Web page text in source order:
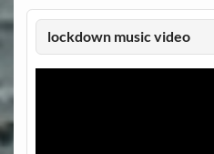
lockdown music video
Video-